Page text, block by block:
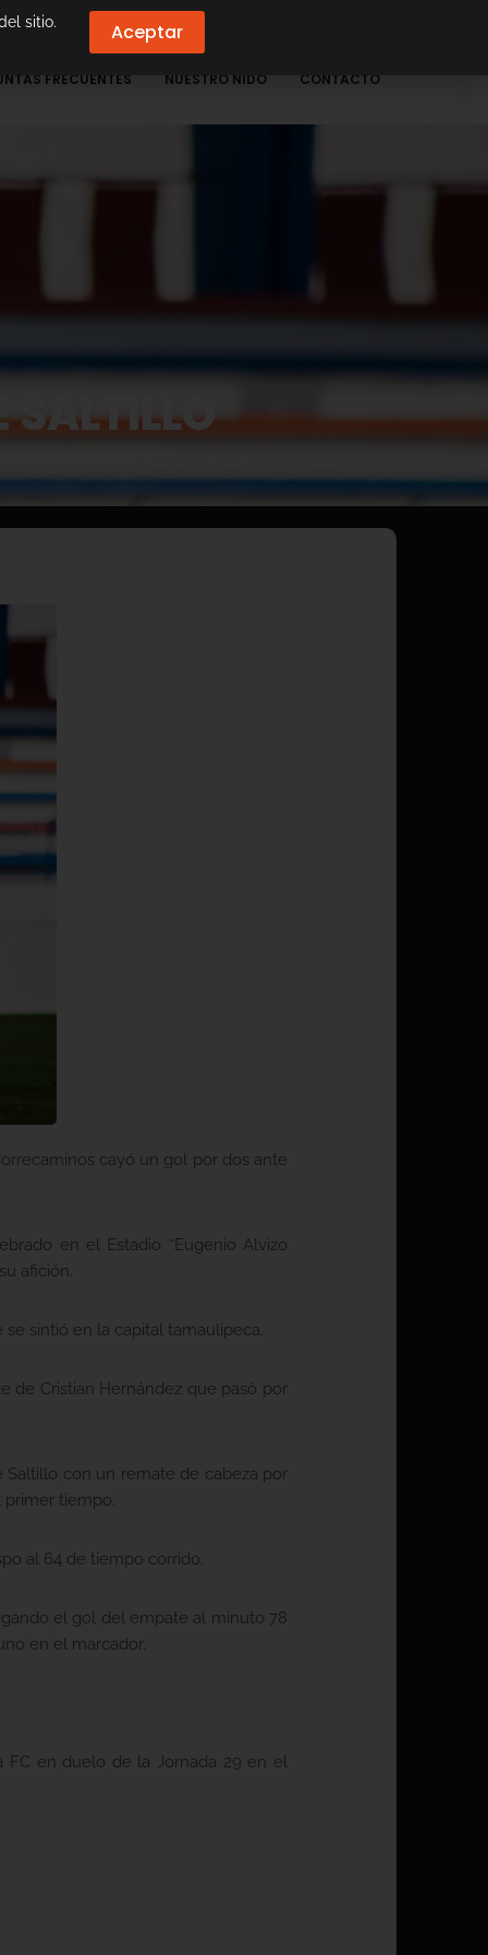
FRECUENTES NUESTRO NIDO CONTACTO
SALTILLO
cayó un gol por dos ante
en el Estadio “Eugenio Alvizo
afición.
sintió en la capital tamaulipeca.
de Cristian Hernández que pasó por
con un remate de cabeza por
primer tiempo.
al 64 de tiempo corrido.
el gol del empate al minuto 78
en el marcador.
FC en duelo de la Jornada 29 en el
sitio. Aceptar